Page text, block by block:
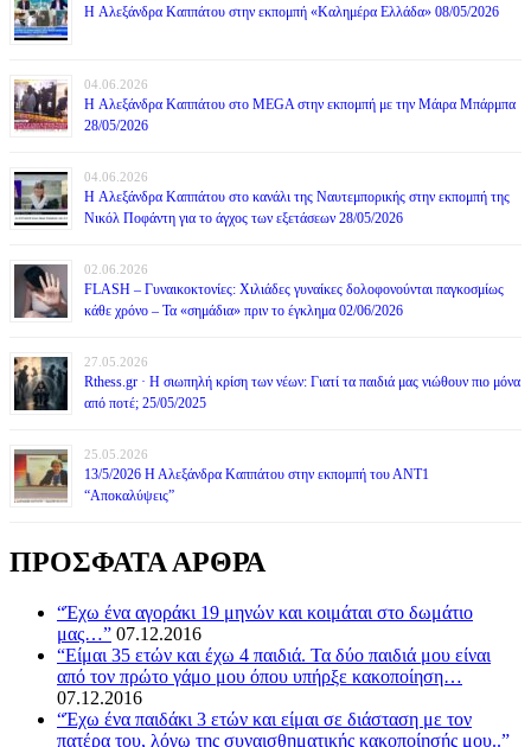
H Αλεξάνδρα Καππάτου στην εκπομπή «Καλημέρα Ελλάδα» 08/05/2026
04.06.2026
H Αλεξάνδρα Καππάτου στο MEGA στην εκπομπή με την Μάιρα Mπάρμπα
28/05/2026
04.06.2026
H Αλεξάνδρα Καππάτου στο κανάλι της Ναυτεμπορικής στην εκπομπή της
Νικόλ Ποφάντη για το άγχος των εξετάσεων 28/05/2026
02.06.2026
FLASH – Γυναικοκτονίες: Χιλιάδες γυναίκες δολοφονούνται παγκοσμίως
κάθε χρόνο – Τα «σημάδια» πριν το έγκλημα 02/06/2026
27.05.2026
Rthess.gr · Η σιωπηλή κρίση των νέων: Γιατί τα παιδιά μας νιώθουν πιο μόνα
από ποτέ; 25/05/2025
25.05.2026
13/5/2026 Η Αλεξάνδρα Καππάτου στην εκπομπή του ΑΝΤ1
“Αποκαλύψεις”
ΠΡΟΣΦΑΤΑ ΑΡΘΡΑ
“Έχω ένα αγοράκι 19 μηνών και κοιμάται στο δωμάτιο
μας…” 07.12.2016
“Είμαι 35 ετών και έχω 4 παιδιά. Τα δύο παιδιά μου είναι
από τον πρώτο γάμο μου όπου υπήρξε κακοποίηση…
07.12.2016
“Έχω ένα παιδάκι 3 ετών και είμαι σε διάσταση με τον
πατέρα του, λόγω της συναισθηματικής κακοποίησής μου..”